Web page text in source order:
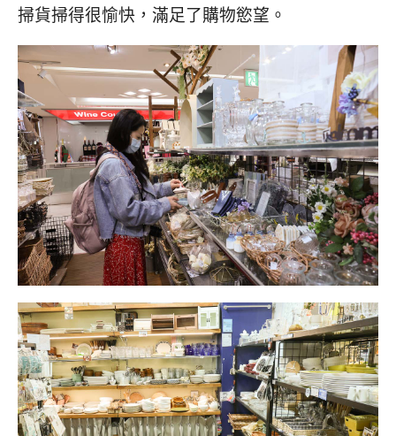
掃貨掃得很愉快，滿足了購物慾望。